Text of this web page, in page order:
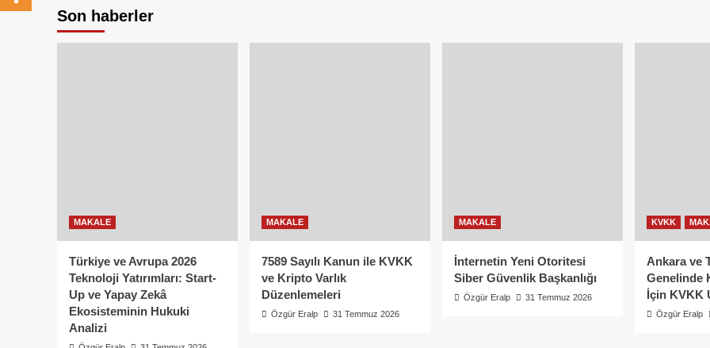
Son haberler
MAKALE
Türkiye ve Avrupa 2026
Teknoloji Yatırımları: Start-
Up ve Yapay Zekâ
Ekosisteminin Hukuki
Analizi
MAKALE
7589 Sayılı Kanun ile KVKK
ve Kripto Varlık
Düzenlemeleri
Özgür Eralp 31 Temmuz 2026
MAKALE
İnternetin Yeni Otoritesi
Siber Güvenlik Başkanlığı
Özgür Eralp 31 Temmuz 2026
KVKK
Ankara ve
Genelinde
İçin KVKK
Özgür Eralp